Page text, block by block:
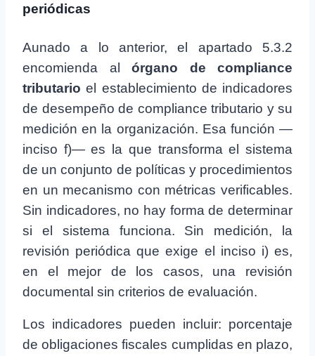
periódicas
Aunado a lo anterior, el apartado 5.3.2
encomienda al órgano de compliance
tributario el establecimiento de indicadores
de desempeño de compliance tributario y su
medición en la organización. Esa función —
inciso f)— es la que transforma el sistema
de un conjunto de políticas y procedimientos
en un mecanismo con métricas verificables.
Sin indicadores, no hay forma de determinar
si el sistema funciona. Sin medición, la
revisión periódica que exige el inciso i) es,
en el mejor de los casos, una revisión
documental sin criterios de evaluación.
Los indicadores pueden incluir: porcentaje
de obligaciones fiscales cumplidas en plazo,